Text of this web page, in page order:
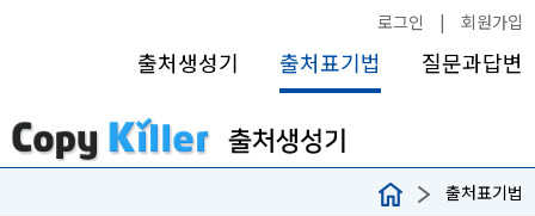
로그인 | 회원가입
출처생성기 출처표기법 질문과답변
출처표기법